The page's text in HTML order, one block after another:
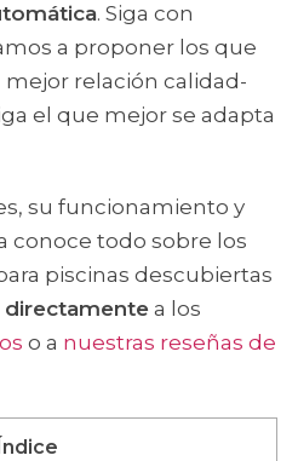
. Siga con
a proponer los que
relación calidad-
el que mejor se adapta
su funcionamiento y
conoce todo sobre los
piscinas descubiertas
directamentea los
o a nuestras reseñas de